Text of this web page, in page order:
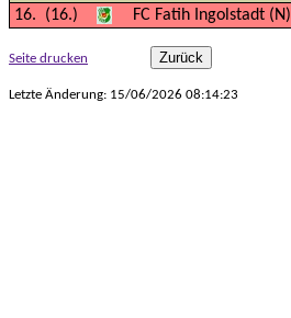
16.
(16.) FC Fatih Ingolstadt (N)
Seite drucken
Letzte Änderung: 15/06/2026 08:14:23